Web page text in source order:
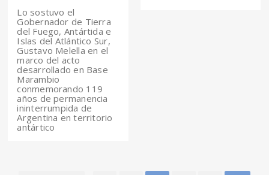
Lo sostuvo el
Gobernador de Tierra
del Fuego, Antártida e
Islas del Atlántico Sur,
Gustavo Melella en el
marco del acto
desarrollado en Base
Marambio
conmemorando 119
años de permanencia
ininterrumpida de
Argentina en territorio
antártico